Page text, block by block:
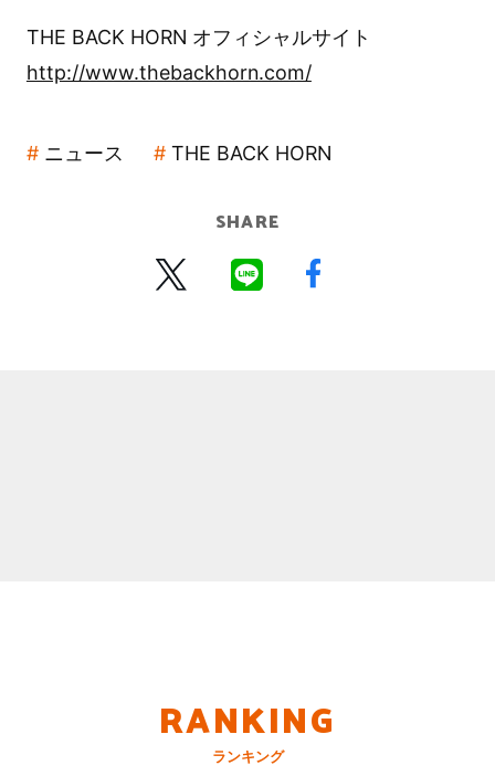
THE BACK HORN オフィシャルサイト
http://www.thebackhorn.com/
ニュース THE BACK HORN
SHARE
RANKING
ランキング